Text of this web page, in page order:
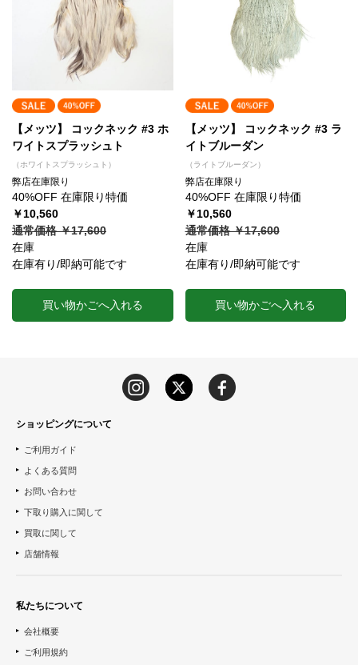
【メッツ】 コックネック #3 ホ
ワイトスプラッシュト
（ホワイトスプラッシュト）
弊店在庫限り
40%OFF 在庫限り特価
￥10,560
通常価格 ￥17,600
在庫
在庫有り/即納可能です
買い物かごへ入れる
【メッツ】 コックネック #3 ラ
イトブルーダン
（ライトブルーダン）
弊店在庫限り
40%OFF 在庫限り特価
￥10,560
通常価格 ￥17,600
在庫
在庫有り/即納可能です
買い物かごへ入れる
ショッピングについて
ご利用ガイド
よくある質問
お問い合わせ
下取り購入に関して
買取に関して
店舗情報
私たちについて
会社概要
ご利用規約